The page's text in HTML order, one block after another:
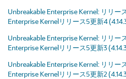
Unbreakable Enterprise Kernel: リリー
Enterprise Kernelリリース5更新4
Unbreakable Enterprise Kernel: リリー
Enterprise Kernelリリース5更新3
Unbreakable Enterprise Kernel: リリー
Enterprise Kernelリリース5更新2